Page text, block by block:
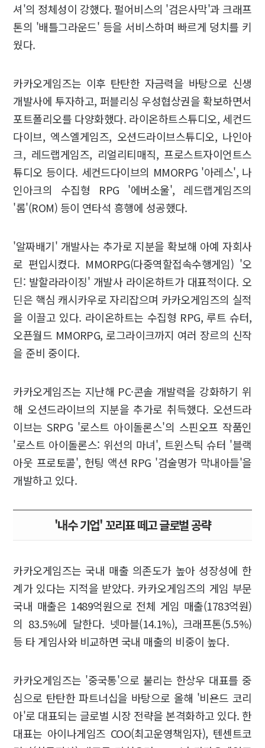
셔'의 정체성이 강했다. 펄어비스의 '검은사막'과 크래프
톤의 '배틀그라운드' 등을 서비스하며 빠르게 덩치를 키
웠다.
카카오게임즈는 이후 탄탄한 자금력을 바탕으로 신생
개발사에 투자하고, 퍼블리싱 우성협상권을 확보하면서
포트폴리오를 다양화했다. 라이온하트스튜디오, 세컨드
다이브, 엑스엘게임즈, 오션드라이브스튜디오, 나인아
크, 레드랩게임즈, 리얼리티매직, 프로스트자이언트스
튜디오 등이다. 세컨드다이브의 MMORPG '아레스', 나
인아크의 수집형 RPG '에버소울', 레드랩게임즈의
'롬'(ROM) 등이 연타석 흥행에 성공했다.
'알짜배기' 개발사는 추가로 지분을 확보해 아예 자회사
로 편입시켰다. MMORPG(다중역할접속수행게임) '오
딘: 발할라라이징' 개발사 라이온하트가 대표적이다. 오
딘은 핵심 캐시카우로 자리잡으며 카카오게임즈의 실적
을 이끌고 있다. 라이온하트는 수집형 RPG, 루트 슈터,
오픈월드 MMORPG, 로그라이크까지 여러 장르의 신작
을 준비 중이다.
카카오게임즈는 지난해 PC·콘솔 개발력을 강화하기 위
해 오션드라이브의 지분을 추가로 취득했다. 오션드라
이브는 SRPG '로스트 아이돌론스'의 스핀오프 작품인
'로스트 아이돌론스: 위선의 마녀', 트윈스틱 슈터 '블랙
아웃 프로토콜', 헌팅 액션 RPG '검술명가 막내아들'을
개발하고 있다.
'내수 기업' 꼬리표 떼고 글로벌 공략
카카오게임즈는 국내 매출 의존도가 높아 성장성에 한
계가 있다는 지적을 받았다. 카카오게임즈의 게임 부문
국내 매출은 1489억원으로 전체 게임 매출(1783억원)
의 83.5%에 달한다. 넷마블(14.1%), 크래프톤(5.5%)
등 타 게임사와 비교하면 국내 매출의 비중이 높다.
카카오게임즈는 '중국통'으로 불리는 한상우 대표를 중
심으로 탄탄한 파트너십을 바탕으로 올해 '비욘드 코리
아'로 대표되는 글로벌 시장 전략을 본격화하고 있다. 한
대표는 아이나게임즈 COO(최고운영책임자), 텐센트코